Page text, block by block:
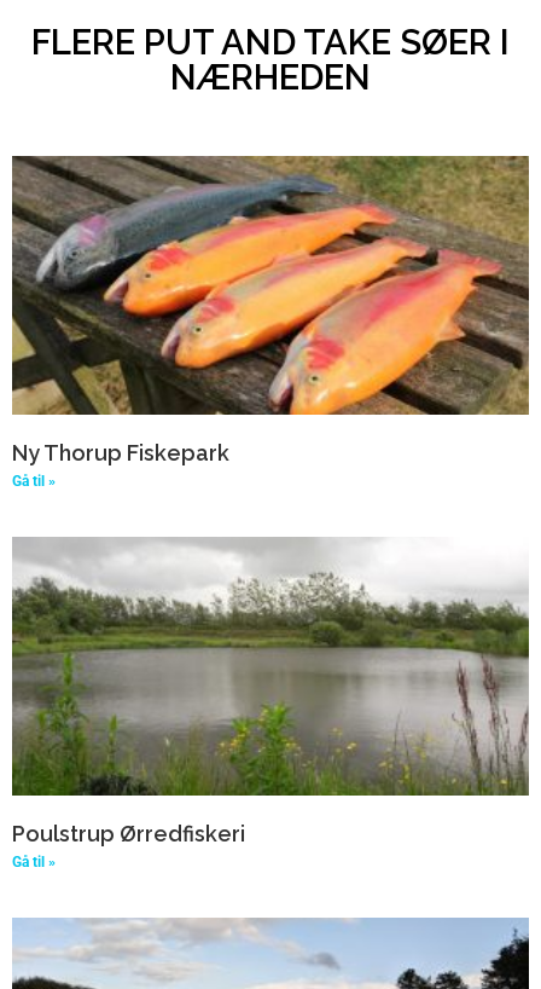
FLERE PUT AND TAKE SØER I
NÆRHEDEN
Ny Thorup Fiskepark
Gå til »
Poulstrup Ørredfiskeri
Gå til »